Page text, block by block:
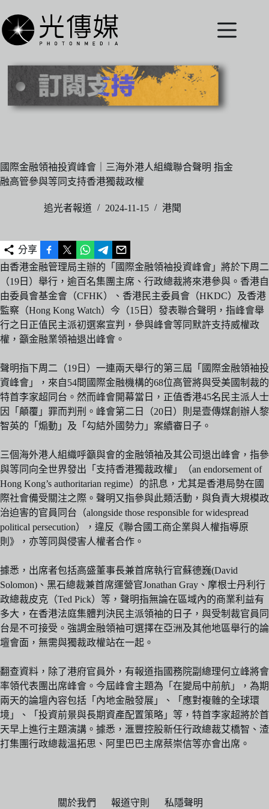
至
主
內
國際金融領袖投資峰會｜三海外港人組織聯合聲明 指金
融高管參與等同支持香港獨裁政權
追光者報道 2024-11-15 港聞
分享
由香港金融管理局主辦的「國際金融領袖投資峰會」將於下周二
（19日）舉行，逾百名集團主席、行政總裁將來港參與。香港自
由委員會基金會（CFHK）、香港民主委員會（HKDC）及香港
監察（Hong Kong Watch）今（15日）發表聯合聲明，指峰會舉
行之日正值民主派初選案宣判，參與峰會等同默許支持威權政
權，籲金融業領袖退出峰會。
聲明指下周二（19日）一連兩天舉行的第三屆「國際金融領袖投
資峰會」，來自54間國際金融機構的68位高管將與受美國制裁的
特首李家超同台。然而峰會開幕當日，正值香港45名民主派人士
因「顛覆」罪而判刑。峰會第二日（20日）則是壹傳媒創辦人黎
智英的「煽動」及「勾結外國勢力」案續審日子。
三個海外港人組織呼籲與會的金融領袖及其公司退出峰會，指參
與等同向全世界發出「支持香港獨裁政權」（an endorsement of
Hong Kong’s authoritarian regime）的訊息，尤其是香港局勢在國
際社會備受關注之際。聲明又指參與此類活動，與負責大規模政
治迫害的官員同台（alongside those responsible for widespread
political persecution），違反《聯合國工商企業與人權指導原
則》，亦等同與侵害人權者合作。
據悉，出席者包括高盛董事長兼首席執行官蘇德巍(David
Solomon)、黑石總裁兼首席運營官Jonathan Gray、摩根士丹利行
政總裁皮克（Ted Pick）等，聲明指無論在區域內的商業利益有
多大，在香港法庭集體判決民主派領袖的日子，與受制裁官員同
台是不可接受。強調金融領袖可選擇在亞洲及其他地區舉行的論
壇會面，無需與獨裁政權站在一起。
翻查資料，除了港府官員外，有報道指國務院副總理何立峰將會
率領代表團出席峰會。今屆峰會主題為「在變局中前航」，為期
兩天的論壇內容包括「內地金融發展」、「應對複雜的全球環
境」、「投資前景與長期資產配置策略」等，特首李家超將於首
天早上進行主題演講。據悉，滙豐控股新任行政總裁艾橋智、渣
打集團行政總裁溫拓思、阿里巴巴主席蔡崇信等亦會出席。
關於我們 報道守則 私隱聲明